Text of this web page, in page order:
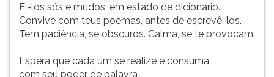
Ei-los sós e mudos, em estado de dicionário.
Convive com teus poemas, antes de escrevê-los.
Tem paciência, se obscuros. Calma, se te provocam.
Espera que cada um se realize e consuma
com seu poder de palavra